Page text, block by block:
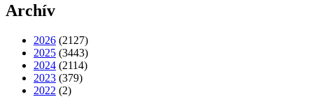
Archív
2026 (2127)
2025 (3443)
2024 (2114)
2023 (379)
2022 (2)